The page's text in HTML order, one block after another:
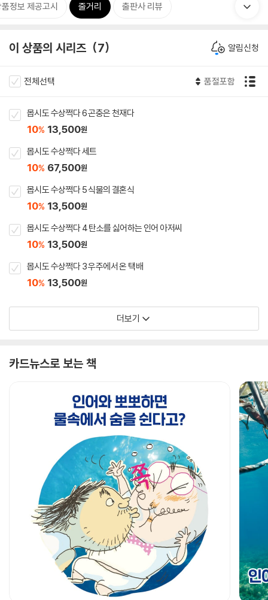
정보 제공고시 줄거리 출판사 리뷰
이 상품의 시리즈 7 알림신청
전체선택 품절포함
몹시도 수상쩍다 6 곤충은 천재다
10% 13,500원
몹시도 수상쩍다 세트
10% 67,500원
몹시도 수상쩍다 5 식물의 결혼식
10% 13,500원
몹시도 수상쩍다 4 탄소를 싫어하는 인어 아저씨
10% 13,500원
몹시도 수상쩍다 3 우주에서 온 택배
10% 13,500원
더보기
카드뉴스로 보는 책